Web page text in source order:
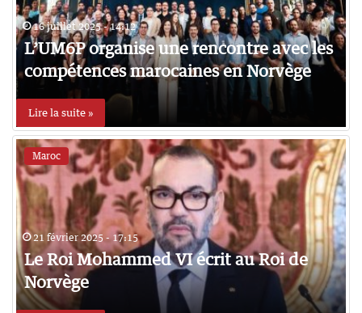
16 juillet 2025 - 14:12
L’UM6P organise une rencontre avec les
compétences marocaines en Norvège
Lire la suite »
Maroc
21 février 2025 - 17:15
Le Roi Mohammed VI écrit au Roi de
Norvège